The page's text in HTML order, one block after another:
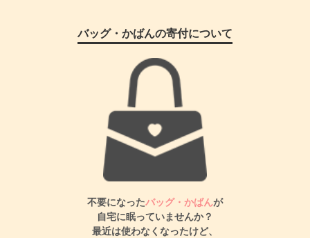
バッグ・かばんの寄付について
不要になったバッグ・かばんが
自宅に眠っていませんか？
最近は使わなくなったけど、